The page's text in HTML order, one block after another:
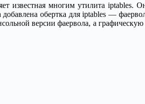
известная многим утилита iptables.
обертка для iptables —
версии фаервола, а